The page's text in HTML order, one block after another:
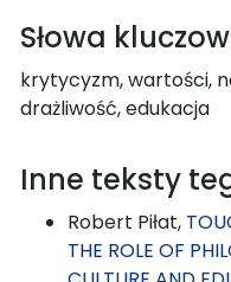
Słowa
krytycyzm, wartości,
drażliwość, edukacja
Inne teksty
Robert Piłat,
THE ROLE OF